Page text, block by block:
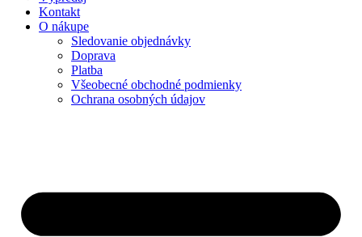
Kontakt
O nákupe
Sledovanie objednávky
Doprava
Platba
Všeobecné obchodné podmienky
Ochrana osobných údajov